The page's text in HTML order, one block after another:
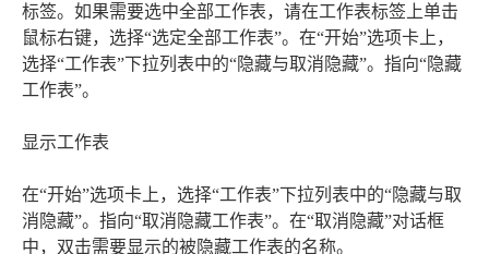
标签。如果需要选中全部工作表，请在工作表标签上单击
鼠标右键，选择“选定全部工作表”。在“开始”选项卡上，
选择“工作表”下拉列表中的“隐藏与取消隐藏”。指向“隐藏
工作表”。
显示工作表
在“开始”选项卡上，选择“工作表”下拉列表中的“隐藏与取
消隐藏”。指向“取消隐藏工作表”。在“取消隐藏”对话框
中，双击需要显示的被隐藏工作表的名称。